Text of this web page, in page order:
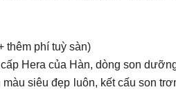
thêm phí tuỳ sàn)
Hera của Hàn, dòng son
siêu đẹp luôn, kết cấu son